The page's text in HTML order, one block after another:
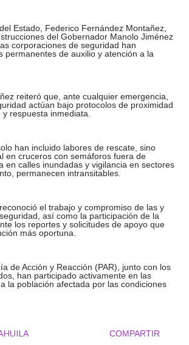
Estado, Federico Fernández Montañez,
del Gobernador Manolo Jiménez
corporaciones de seguridad han
permanentes de auxilio y atención a la
reiteró que, ante cualquier emergencia,
actúan bajo protocolos de proximidad
respuesta inmediata.
han incluido labores de rescate, sino
en cruceros con semáforos fuera de
en calles inundadas y vigilancia en sectores
permanecen intransitables.
el trabajo y compromiso de las y
así como la participación de la
los reportes y solicitudes de apoyo que
más oportuna.
de Acción y Reacción (PAR), junto con los
han participado activamente en las
la población afectada por las condiciones
COMPARTIR